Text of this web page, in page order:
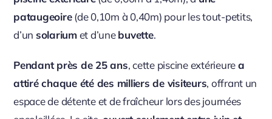
pataugeoire(de 0,10m à 0,40m) pour les tout-petits,
d’un solariumet d’unebuvette.
Pendant près de 25 ans, cette piscine extérieurea
attiré chaque été des milliers de visiteurs, offrant un
espace de détente et de fraîcheur lors des journées